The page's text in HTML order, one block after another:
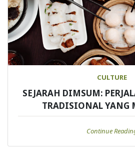
CULTURE
SEJARAH DIMSUM:
TRADISIONAL YANG
Continue